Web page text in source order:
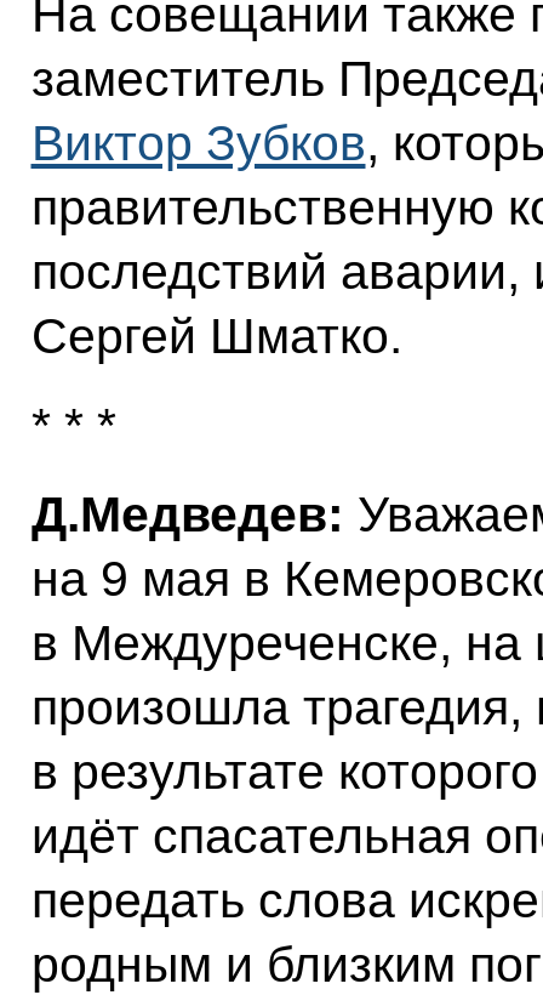
На совещании также
заместитель
Виктор Зубков,
правительственную
последствий аварии,
Сергей Шматко.
* * *
Д.Медведев:
на 9 мая в
в Междуреченске, на
произошла
в результате
идёт спасательная
передать слова
родным и близким